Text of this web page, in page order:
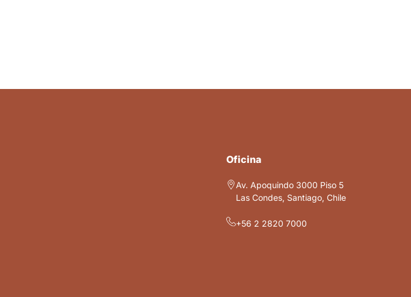
Oficina
Av. Apoquindo 3000 Piso 5
Las Condes, Santiago, Chile
+56 2 2820 7000